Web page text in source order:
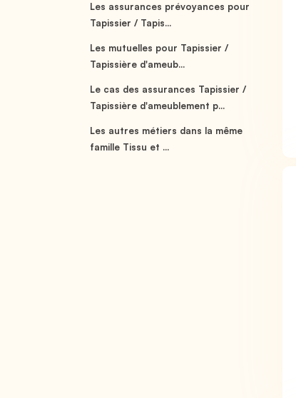
Les assurances prévoyances pour
Tapissier / Tapis...
Les mutuelles pour Tapissier /
Tapissière d'ameub...
Le cas des assurances Tapissier /
Tapissière d'ameublement p...
Les autres métiers dans la même
famille Tissu et ...